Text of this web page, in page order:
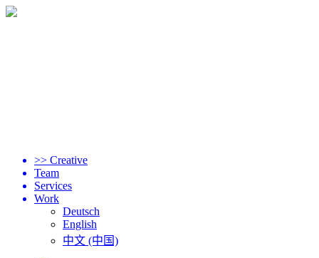
>> Creative
Team
Services
Work
Deutsch
English
中文 (中国)